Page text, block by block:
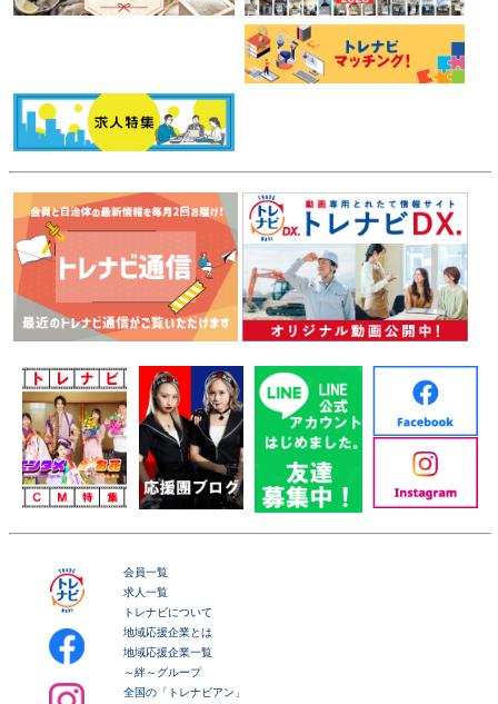
会員一覧
求人一覧
トレナビについて
地域応援企業とは
地域応援企業一覧
～絆～グループ
全国の「トレナビアン」